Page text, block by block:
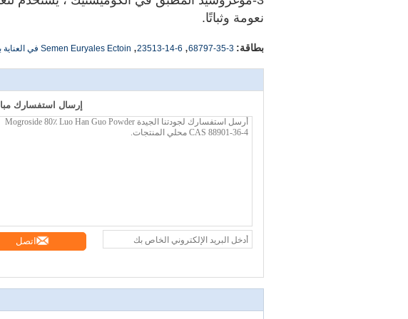
نعومة وثباتًا.
بطاقة: 68797-35-3
,
23513-14-6
, Semen Euryales Ectoin في العناية بالبشرة
إرسال استفسارك
اتصل